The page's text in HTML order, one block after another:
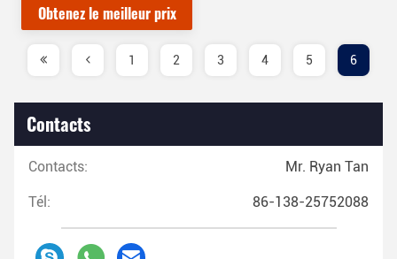
Obtenez le meilleur prix
1 2 3 4 5 6
Contacts
Contacts: Mr. Ryan Tan
Tél: 86-138-25752088